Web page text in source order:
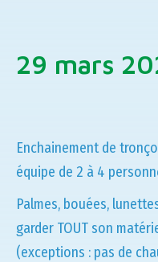
29 mars
Enchainement de
équipe de 2 à 4
Palmes, bouées,
garder TOUT son
(exceptions : pas de